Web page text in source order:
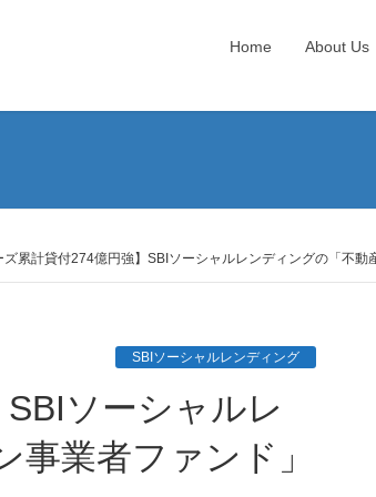
Home About Us
ズ累計貸付274億円強】SBIソーシャルレンディングの「不
SBIソーシャルレンディング
業者ファンド」